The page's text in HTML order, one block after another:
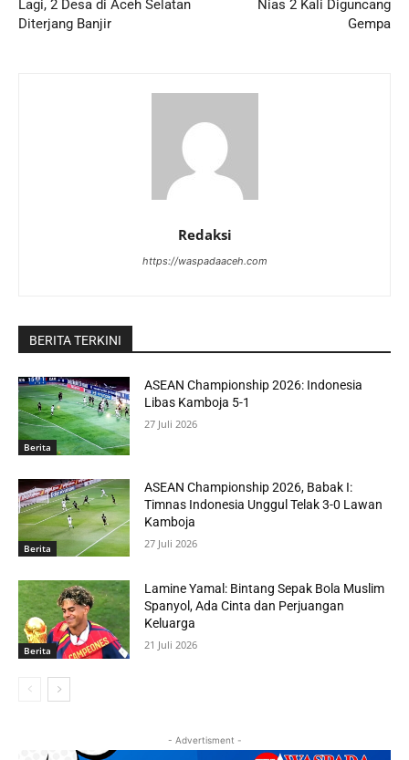
Lagi, 2 Desa di Aceh Selatan
Diterjang Banjir
Nias 2 Kali Diguncang
Gempa
Redaksi
https://waspadaaceh.com
BERITA TERKINI
Berita
ASEAN Championship 2026: Indonesia
Libas Kamboja 5-1
27 Juli 2026
Berita
ASEAN Championship 2026, Babak I:
Timnas Indonesia Unggul Telak 3-0 Lawan
Kamboja
27 Juli 2026
Berita
Lamine Yamal: Bintang Sepak Bola Muslim
Spanyol, Ada Cinta dan Perjuangan
Keluarga
21 Juli 2026
- Advertisment -